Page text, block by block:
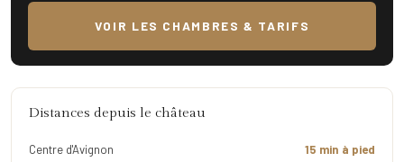
VOIR LES CHAMBRES & TARIFS
Distances depuis le château
Centre d'Avignon 15 min à pied